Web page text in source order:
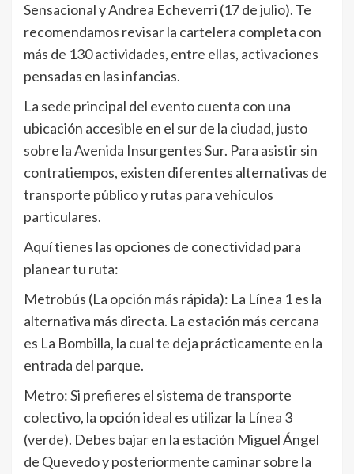
Sensacional y Andrea Echeverri (17 de julio). Te
recomendamos revisar la cartelera completa con
más de 130 actividades, entre ellas, activaciones
pensadas en las infancias.
La sede principal del evento cuenta con una
ubicación accesible en el sur de la ciudad, justo
sobre la Avenida Insurgentes Sur. Para asistir sin
contratiempos, existen diferentes alternativas de
transporte público y rutas para vehículos
particulares.
Aquí tienes las opciones de conectividad para
planear tu ruta:
Metrobús (La opción más rápida): La Línea 1 es la
alternativa más directa. La estación más cercana
es La Bombilla, la cual te deja prácticamente en la
entrada del parque.
Metro: Si prefieres el sistema de transporte
colectivo, la opción ideal es utilizar la Línea 3
(verde). Debes bajar en la estación Miguel Ángel
de Quevedo y posteriormente caminar sobre la